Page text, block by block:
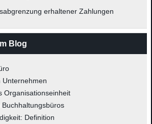
erhaltener Zahlungen
Blog
Unternehmen
Organisationseinheit
Definition